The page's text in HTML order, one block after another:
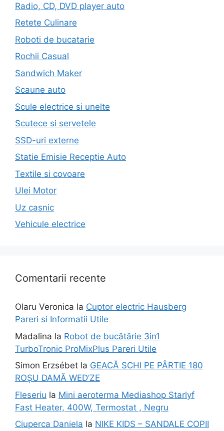
Radio, CD, DVD player auto
Retete Culinare
Roboti de bucatarie
Rochii Casual
Sandwich Maker
Scaune auto
Scule electrice si unelte
Scutece si servetele
SSD-uri externe
Statie Emisie Receptie Auto
Textile si covoare
Ulei Motor
Uz casnic
Vehicule electrice
Comentarii recente
Olaru Veronica la Cuptor electric Hausberg
Pareri si Informatii Utile
Madalina la Robot de bucătărie 3in1
TurboTronic ProMixPlus Pareri Utile
Simon Erzsébet la GEACĂ SCHI PE PÂRTIE 180
ROȘU DAMĂ WED’ZE
Fleseriu la Mini aeroterma Mediashop Starlyf
Fast Heater, 400W, Termostat , Negru
Ciuperca Daniela la NIKE KIDS – SANDALE COPII